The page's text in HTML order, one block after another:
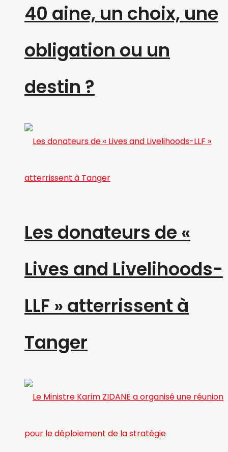
40 aine, un choix, une
obligation ou un
destin ?
Les donateurs de «
Lives and Livelihoods-
LLF » atterrissent à
Tanger